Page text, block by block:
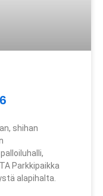
shihan
Parkkipaikka
alapihalta.